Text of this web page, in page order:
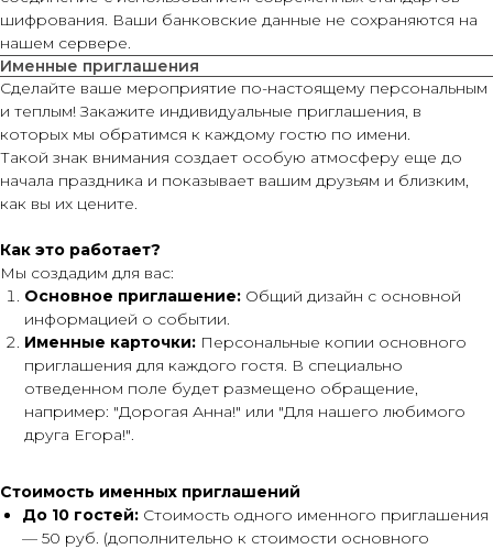
шифрования. Ваши банковские данные не сохраняются на
нашем сервере.
Именные приглашения
Сделайте ваше мероприятие по-настоящему персональным
и теплым! Закажите индивидуальные приглашения, в
которых мы обратимся к каждому гостю по имени.
Такой знак внимания создает особую атмосферу еще до
начала праздника и показывает вашим друзьям и близким,
как вы их цените.
Как это работает?
Мы создадим для вас:
Основное приглашение: Общий дизайн с основной
информацией о событии.
Именные карточки: Персональные копии основного
приглашения для каждого гостя. В специально
отведенном поле будет размещено обращение,
например: "Дорогая Анна!" или "Для нашего любимого
друга Егора!".
Стоимость именных приглашений
До 10 гостей: Стоимость одного именного приглашения
— 50 руб. (дополнительно к стоимости основного